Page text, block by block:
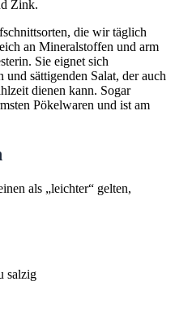
Zink.
die wir täglich
an Mineralstoffen und arm
Sie eignet sich
sättigenden Salat, der auch
dienen kann. Sogar
Pökelwaren und ist am
als „leichter“ gelten,
salzig